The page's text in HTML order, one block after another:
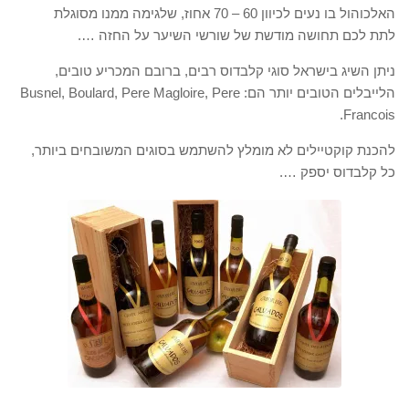
האלכוהול בו נעים לכיוון 60 – 70 אחוז, שלגימה ממנו מסוגלת
לתת לכם תחושה מודשת של שורשי השיער על החזה ….
ניתן השיג בישראל סוגי קלבדוס רבים, ברובם המכריע טובים,
הלייבלים הטובים יותר הם: Busnel, Boulard, Pere Magloire, Pere
Francois.
להכנת קוקטיילים לא מומלץ להשתמש בסוגים המשובחים ביותר,
כל קלבדוס יספק ….